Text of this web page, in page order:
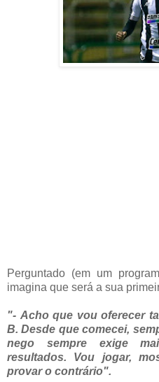
Perguntado (em um
imagina que será a sua
"- Acho que vou oferecer
B. Desde que comecei,
nego sempre exige
resultados. Vou jogar,
provar o contrário".